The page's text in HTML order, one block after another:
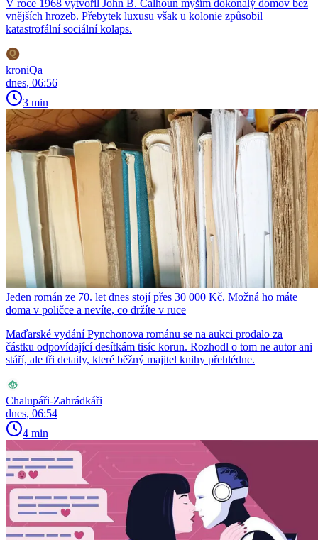
V roce 1968 vytvořil John B. Calhoun myším dokonalý domov bez
vnějších hrozeb. Přebytek luxusu však u kolonie způsobil
katastrofální sociální kolaps.
kroniQa
dnes, 06:56
3 min
Jeden román ze 70. let dnes stojí přes 30 000 Kč. Možná ho máte
doma v poličce a nevíte, co držíte v ruce
Maďarské vydání Pynchonova románu se na aukci prodalo za
částku odpovídající desítkám tisíc korun. Rozhodl o tom ne autor ani
stáří, ale tři detaily, které běžný majitel knihy přehlédne.
Chalupáři-Zahrádkáři
dnes, 06:54
4 min